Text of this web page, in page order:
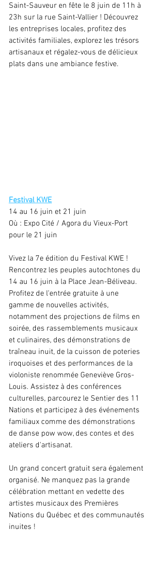
Saint-Sauveur en fête le 8 juin de 11h à
23h sur la rue Saint-Vallier ! Découvrez
les entreprises locales, profitez des
activités familiales, explorez les trésors
artisanaux et régalez-vous de délicieux
plats dans une ambiance festive.
Festival KWE
14 au 16 juin et 21 juin
Où : Expo Cité / Agora du Vieux-Port
pour le 21 juin
Vivez la 7e édition du Festival KWE !
Rencontrez les peuples autochtones du
14 au 16 juin à la Place Jean-Béliveau.
Profitez de l'entrée gratuite à une
gamme de nouvelles activités,
notamment des projections de films en
soirée, des rassemblements musicaux
et culinaires, des démonstrations de
traîneau inuit, de la cuisson de poteries
iroquoises et des performances de la
violoniste renommée Geneviève Gros-
Louis. Assistez à des conférences
culturelles, parcourez le Sentier des 11
Nations et participez à des événements
familiaux comme des démonstrations
de danse pow wow, des contes et des
ateliers d'artisanat.
Un grand concert gratuit sera également
organisé. Ne manquez pas la grande
célébration mettant en vedette des
artistes musicaux des Premières
Nations du Québec et des communautés
inuites !